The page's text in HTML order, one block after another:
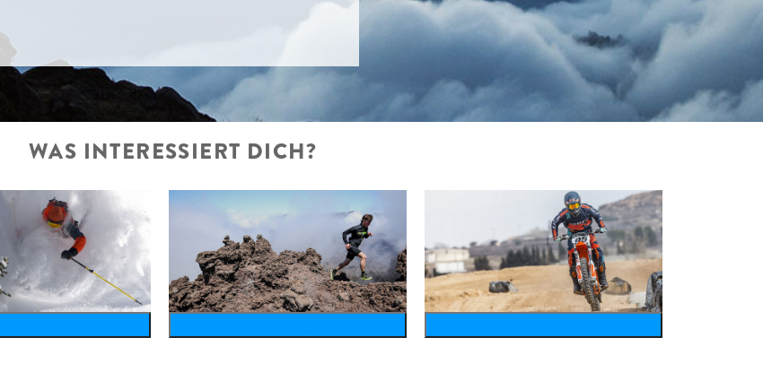
WAS INTERESSIERT DICH?